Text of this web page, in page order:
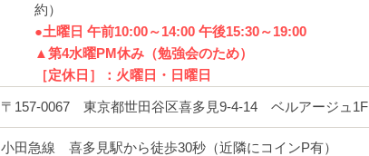
約）
●土曜日 午前10:00～14:00 午後15:30～19:00
▲第4水曜PM休み（勉強会のため）
［定休日］：火曜日・日曜日
〒157-0067 東京都世田谷区喜多見9-4-14 ベルアージュ1F
小田急線 喜多見駅から徒歩30秒（近隣にコインP有）